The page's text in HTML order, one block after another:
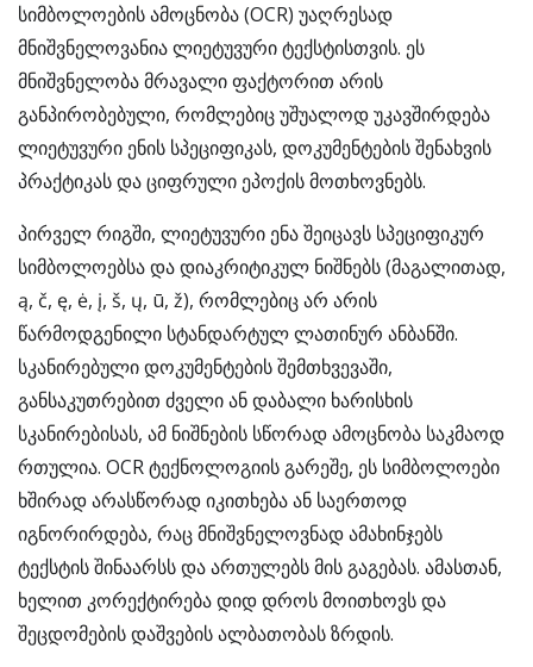
სიმბოლოების ამოცნობა (OCR) უაღრესად
მნიშვნელოვანია ლიეტუვური ტექსტისთვის. ეს
მნიშვნელობა მრავალი ფაქტორით არის
განპირობებული, რომლებიც უშუალოდ უკავშირდება
ლიეტუვური ენის სპეციფიკას, დოკუმენტების შენახვის
პრაქტიკას და ციფრული ეპოქის მოთხოვნებს.
პირველ რიგში, ლიეტუვური ენა შეიცავს სპეციფიკურ
სიმბოლოებსა და დიაკრიტიკულ ნიშნებს (მაგალითად,
ą, č, ę, ė, į, š, ų, ū, ž), რომლებიც არ არის
წარმოდგენილი სტანდარტულ ლათინურ ანბანში.
სკანირებული დოკუმენტების შემთხვევაში,
განსაკუთრებით ძველი ან დაბალი ხარისხის
სკანირებისას, ამ ნიშნების სწორად ამოცნობა საკმაოდ
რთულია. OCR ტექნოლოგიის გარეშე, ეს სიმბოლოები
ხშირად არასწორად იკითხება ან საერთოდ
იგნორირდება, რაც მნიშვნელოვნად ამახინჯებს
ტექსტის შინაარსს და ართულებს მის გაგებას. ამასთან,
ხელით კორექტირება დიდ დროს მოითხოვს და
შეცდომების დაშვების ალბათობას ზრდის.